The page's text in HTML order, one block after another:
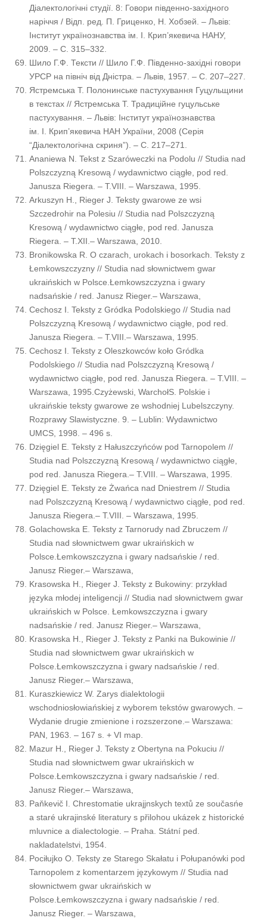
Діалектологічні студії. 8: Говори південно-західного
наріччя / Відп. ред. П. Гриценко, Н. Хобзей. – Львів:
Інститут українознавства ім. І. Крип’якевича НАНУ,
2009. – С. 315–332.
Шило Г.Ф. Тексти // Шило Г.Ф. Південно-західні говори
УРСР на північ від Дністра. – Львів, 1957. – С. 207–227.
Ястремська Т. Полонинське пастухування Гуцульщини
в текстах // Ястремська Т. Традиційне гуцульське
пастухування. – Львів: Інститут українознавства
ім. І. Крип’якевича НАН України, 2008 (Серія
“Діалектологічна скриня”). – С. 217–271.
Ananiewa N. Tekst z Szaróweczki na Podolu // Studia nad
Polszczyzną Kresową / wydawnictwo ciągłe, pod red.
Janusza Riegera. – T.VIII. – Warszawa, 1995.
Arkuszyn H., Rieger J. Teksty gwarowe ze wsi
Szczedrohir na Polesiu // Studia nad Polszczyzną
Kresową / wydawnictwo ciągłe, pod red. Janusza
Riegera. – T.XII.– Warszawa, 2010.
Bronikowska R. O czarach, urokach i bosorkach. Teksty z
Łemkowszczyzny // Studia nad słownictwem gwar
ukraińskich w Polsce.Łemkowszczyzna i gwary
nadsańskie / red. Janusz Rieger.– Warszawa,
Cechosz I. Teksty z Gródka Podolskiego // Studia nad
Polszczyzną Kresową / wydawnictwo ciągłe, pod red.
Janusza Riegera. – T.VIII.– Warszawa, 1995.
Cechosz I. Teksty z Oleszkowców koło Gródka
Podolskiego // Studia nad Polszczyzną Kresową /
wydawnictwo ciągłe, pod red. Janusza Riegera. – T.VIII. –
Warszawa, 1995.Czyżewski, WarchołS. Polskie i
ukraińskie teksty gwarowe ze wshodniej Lubelszczyny.
Rozprawy Slawistyczne. 9. – Lublin: Wydawnictwo
UMCS, 1998. – 496 s.
Dzięgiel E. Teksty z Hałuszczyńców pod Tarnopolem //
Studia nad Polszczyzną Kresową / wydawnictwo ciągłe,
pod red. Janusza Riegera.– T.VIII. – Warszawa, 1995.
Dzięgiel Е. Teksty ze Żwańca nad Dniestrem // Studia
nad Polszczyzną Kresową / wydawnictwo ciągłe, pod red.
Janusza Riegera.– T.VIII. – Warszawa, 1995.
Golachowska E. Teksty z Tarnorudy nad Zbruczem //
Studia nad słownictwem gwar ukraińskich w
Polsce.Łemkowszczyzna i gwary nadsańskie / red.
Janusz Rieger.– Warszawa,
Krasowska H., Rieger J. Teksty z Bukowiny: przykład
języka młodej inteligencji // Studia nad słownictwem gwar
ukraińskich w Polsce. Łemkowszczyzna i gwary
nadsańskie / red. Janusz Rieger.– Warszawa,
Krasowska H., Rieger J. Teksty z Panki na Bukowinie //
Studia nad słownictwem gwar ukraińskich w
Polsce.Łemkowszczyzna i gwary nadsańskie / red.
Janusz Rieger.– Warszawa,
Kuraszkiewicz W. Zarys dialektologii
wschodniosłowiańskiej z wyborem tekstów gwarowych. –
Wydanie drugie zmienione i rozszerzone.– Warszawa:
PAN, 1963. – 167 s. + VI map.
Mazur H., Rieger J. Teksty z Obertyna na Pokuciu //
Studia nad słownictwem gwar ukraińskich w
Polsce.Łemkowszczyzna i gwary nadsańskie / red.
Janusz Rieger.– Warszawa,
Paňkevič I. Chrestomatie ukrajjnskych textů ze současńe
a staré ukrajinské literatury s přilohou ukázek z historické
mluvnice a dialectologie. – Praha. Státní ped.
nakladatelstvi, 1954.
Pociłujko O. Teksty ze Starego Skałatu i Połupanówki pod
Tarnopolem z komentarzem językowym // Studia nad
słownictwem gwar ukraińskich w
Polsce.Łemkowszczyzna i gwary nadsańskie / red.
Janusz Rieger. – Warszawa,